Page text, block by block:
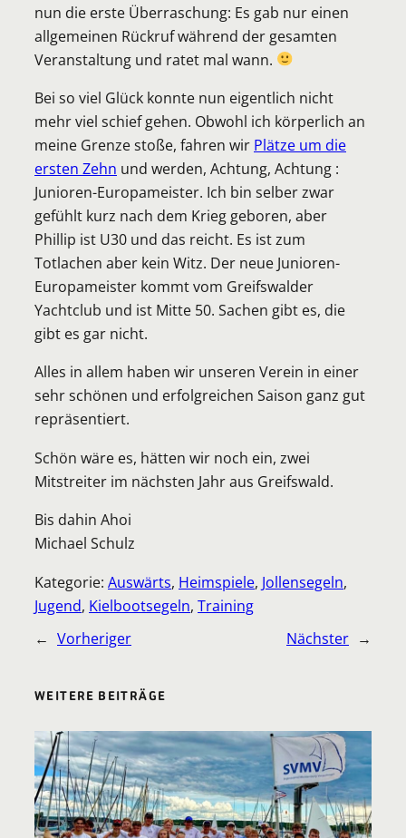
nun die erste Überraschung: Es gab nur einen
allgemeinen Rückruf während der gesamten
Veranstaltung und ratet mal wann.
Bei so viel Glück konnte nun eigentlich nicht
mehr viel schief gehen. Obwohl ich körperlich an
meine Grenze stoße, fahren wir Plätze um die
ersten Zehn und werden, Achtung, Achtung :
Junioren-Europameister. Ich bin selber zwar
gefühlt kurz nach dem Krieg geboren, aber
Phillip ist U30 und das reicht. Es ist zum
Totlachen aber kein Witz. Der neue Junioren-
Europameister kommt vom Greifswalder
Yachtclub und ist Mitte 50. Sachen gibt es, die
gibt es gar nicht.
Alles in allem haben wir unseren Verein in einer
sehr schönen und erfolgreichen Saison ganz gut
repräsentiert.
Schön wäre es, hätten wir noch ein, zwei
Mitstreiter im nächsten Jahr aus Greifswald.
Bis dahin Ahoi
Michael Schulz
Kategorie: Auswärts, Heimspiele, Jollensegeln
Jugend, Kielbootsegeln, Training
← Vorheriger Nächster →
WEITERE BEITRÄGE